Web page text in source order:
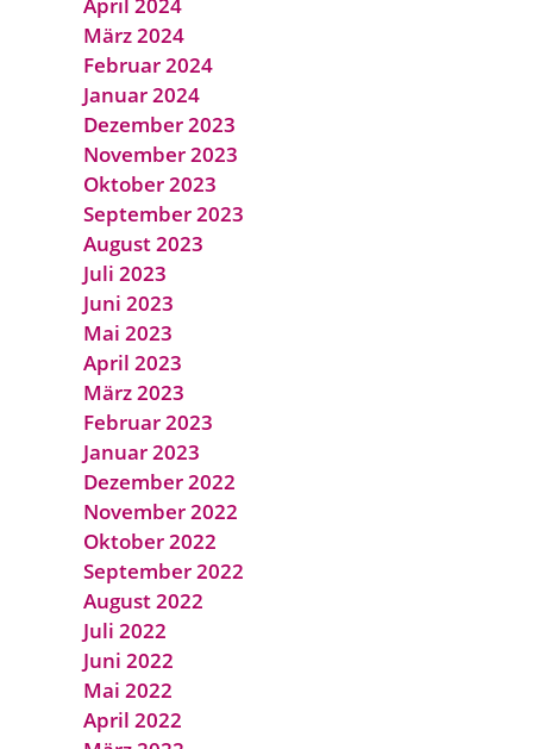
April 2024
März 2024
Februar 2024
Januar 2024
Dezember 2023
November 2023
Oktober 2023
September 2023
August 2023
Juli 2023
Juni 2023
Mai 2023
April 2023
März 2023
Februar 2023
Januar 2023
Dezember 2022
November 2022
Oktober 2022
September 2022
August 2022
Juli 2022
Juni 2022
Mai 2022
April 2022